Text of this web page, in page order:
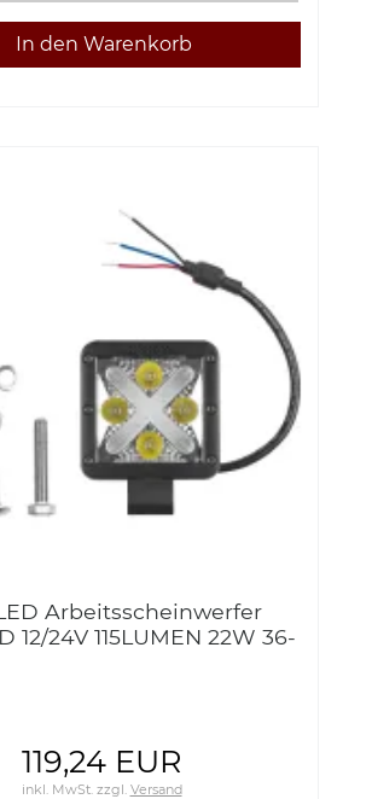
Arbeitsscheinwerfer
12/24V 115LUMEN 22W 36-
WD
119,24 EUR
inkl. MwSt.zzgl. Versand